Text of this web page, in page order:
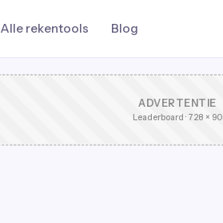
Alle rekentools Blog
ADVERTENTIE
Leaderboard · 728 × 90